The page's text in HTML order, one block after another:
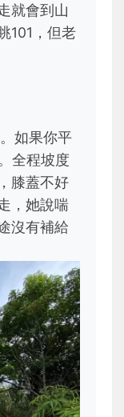
就會到山
101，但老
如果你平
全程坡度
膝蓋不好
，她說喘
沒有補給